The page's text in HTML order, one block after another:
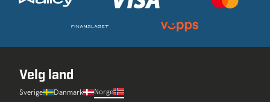
Velg land
Sverige Danmark Norge